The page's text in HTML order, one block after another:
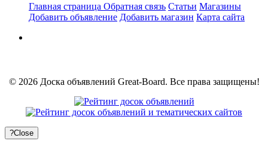
Главная страница Обратная связь Статьи Магазины
Добавить объявление Добавить магазин Карта сайта
© 2026 Доска объявлений Great-Board. Все права защищены!
?Close